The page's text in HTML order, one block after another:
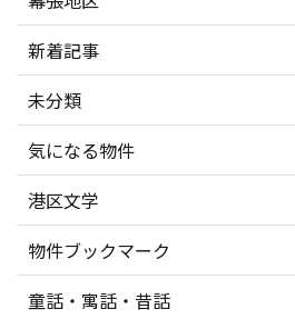
新着記事
未分類
気になる物件
港区文学
物件ブックマーク
童話・寓話・昔話